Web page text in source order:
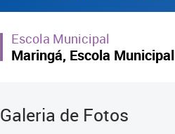
Escola Municipal
Maringá, Escola Municipal
Galeria de Fotos